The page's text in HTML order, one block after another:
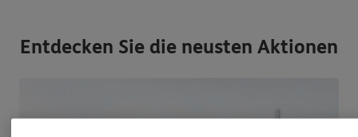
Entdecken Sie die neusten Aktionen